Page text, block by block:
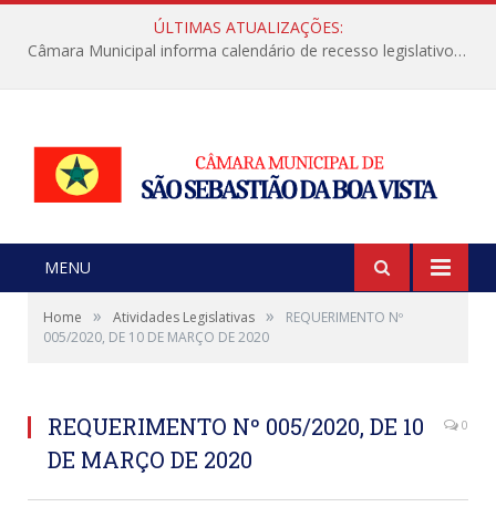
ÚLTIMAS ATUALIZAÇÕES:
Câmara Municipal informa calendário de recesso legislativo de julho
MENU
Home » Atividades Legislativas »
REQUERIMENTO Nº
005/2020, DE 10 DE MARÇO DE 2020
REQUERIMENTO Nº 005/2020, DE 10
DE MARÇO DE 2020
0